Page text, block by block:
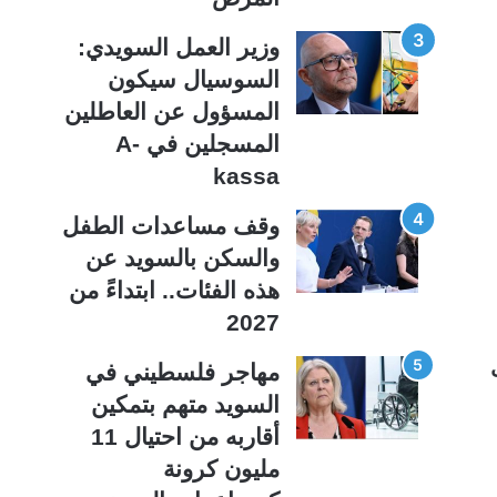
وزير العمل السويدي:
السوسيال سيكون
المسؤول عن العاطلين
المسجلين في A-
kassa
وقف مساعدات الطفل
والسكن بالسويد عن
هذه الفئات.. ابتداءً من
2027
مهاجر فلسطيني في
السويد متهم بتمكين
أقاربه من احتيال 11
مليون كرونة